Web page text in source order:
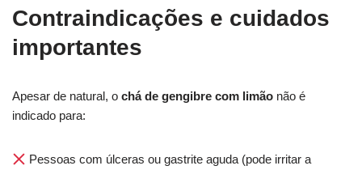
Contraindicações e cuidados
importantes
Apesar de natural, o chá de gengibre com limão não é
indicado para:
Pessoas com úlceras ou gastrite aguda (pode irritar a